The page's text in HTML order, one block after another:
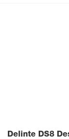
Delinte DS8